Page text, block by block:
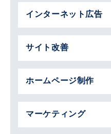
インターネット広告
サイト改善
ホームページ制作
マーケティング